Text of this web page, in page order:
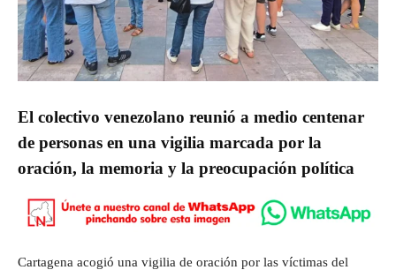
El colectivo venezolano reunió a medio centenar
de personas en una vigilia marcada por la
oración, la memoria y la preocupación política
Cartagena acogió una vigilia de oración por las víctimas del